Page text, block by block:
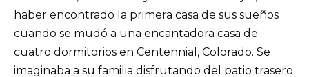
haber encontrado la primera casa de sus sueños
cuando se mudó a una encantadora casa de
cuatro dormitorios en Centennial, Colorado. Se
imaginaba a su familia disfrutando del patio trasero